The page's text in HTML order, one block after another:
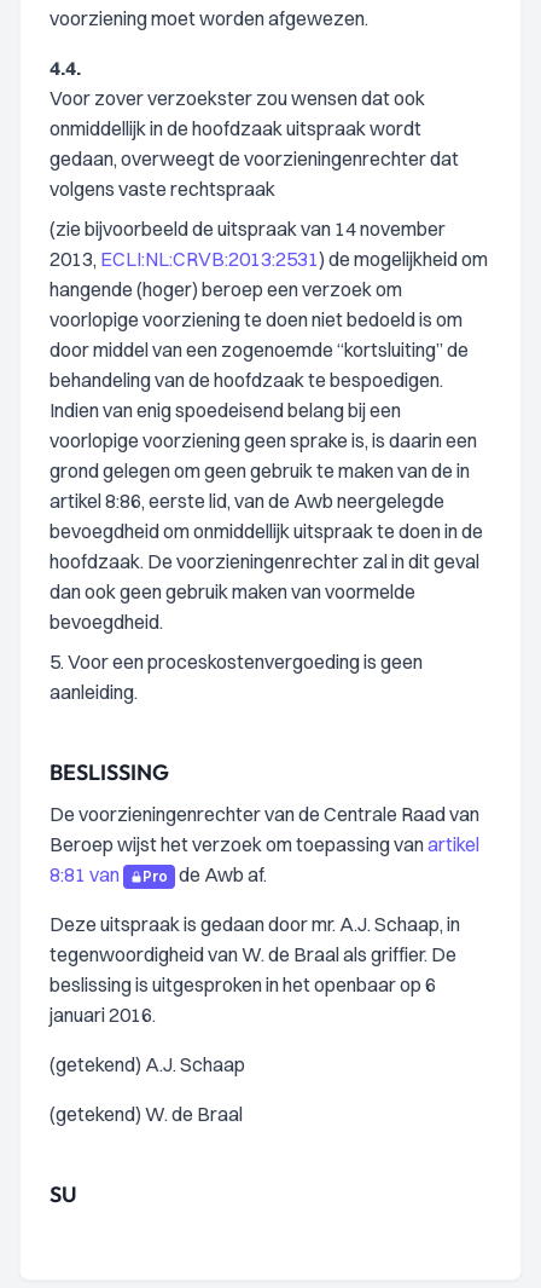
voorziening moet worden afgewezen.
4.4.
Voor zover verzoekster zou wensen dat ook
onmiddellijk in de hoofdzaak uitspraak wordt
gedaan, overweegt de voorzieningenrechter dat
volgens vaste rechtspraak
(zie bijvoorbeeld de uitspraak van 14 november
2013, ECLI:NL:CRVB:2013:2531) de mogelijkheid om
hangende (hoger) beroep een verzoek om
voorlopige voorziening te doen niet bedoeld is om
door middel van een zogenoemde “kortsluiting” de
behandeling van de hoofdzaak te bespoedigen.
Indien van enig spoedeisend belang bij een
voorlopige voorziening geen sprake is, is daarin een
grond gelegen om geen gebruik te maken van de in
artikel 8:86, eerste lid, van de Awb neergelegde
bevoegdheid om onmiddellijk uitspraak te doen in de
hoofdzaak. De voorzieningenrechter zal in dit geval
dan ook geen gebruik maken van voormelde
bevoegdheid.
5. Voor een proceskostenvergoeding is geen
aanleiding.
BESLISSING
De voorzieningenrechter van de Centrale Raad van
Beroep wijst het verzoek om toepassing vanartikel
8:81 van
Pro de Awb af.
Deze uitspraak is gedaan door mr. A.J. Schaap, in
tegenwoordigheid van W. de Braal als griffier. De
beslissing is uitgesproken in het openbaar op 6
januari 2016.
(getekend) A.J. Schaap
(getekend) W. de Braal
SU